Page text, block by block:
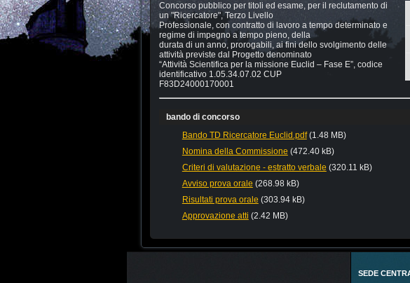
Concorso pubblico per titoli ed esame, per il reclutamento di
un "Ricercatore", Terzo Livello
Professionale, con contratto di lavoro a tempo determinato e
regime di impegno a tempo pieno, della
durata di un anno, prorogabili, ai fini dello svolgimento delle
attività previste dal Progetto denominato
“Attività Scientifica per la missione Euclid – Fase E”, codice
identificativo 1.05.34.07.02 CUP
F83D24000170001
bando di concorso
Bando TD Ricercatore Euclid.pdf (1.48 MB)
Nomina della Commissione (472.40 kB)
Criteri di valutazione - estratto verbale (320.11 kB)
Avviso prova orale (268.98 kB)
Risultati prova orale (303.94 kB)
Approvazione atti (2.42 MB)
SEDE